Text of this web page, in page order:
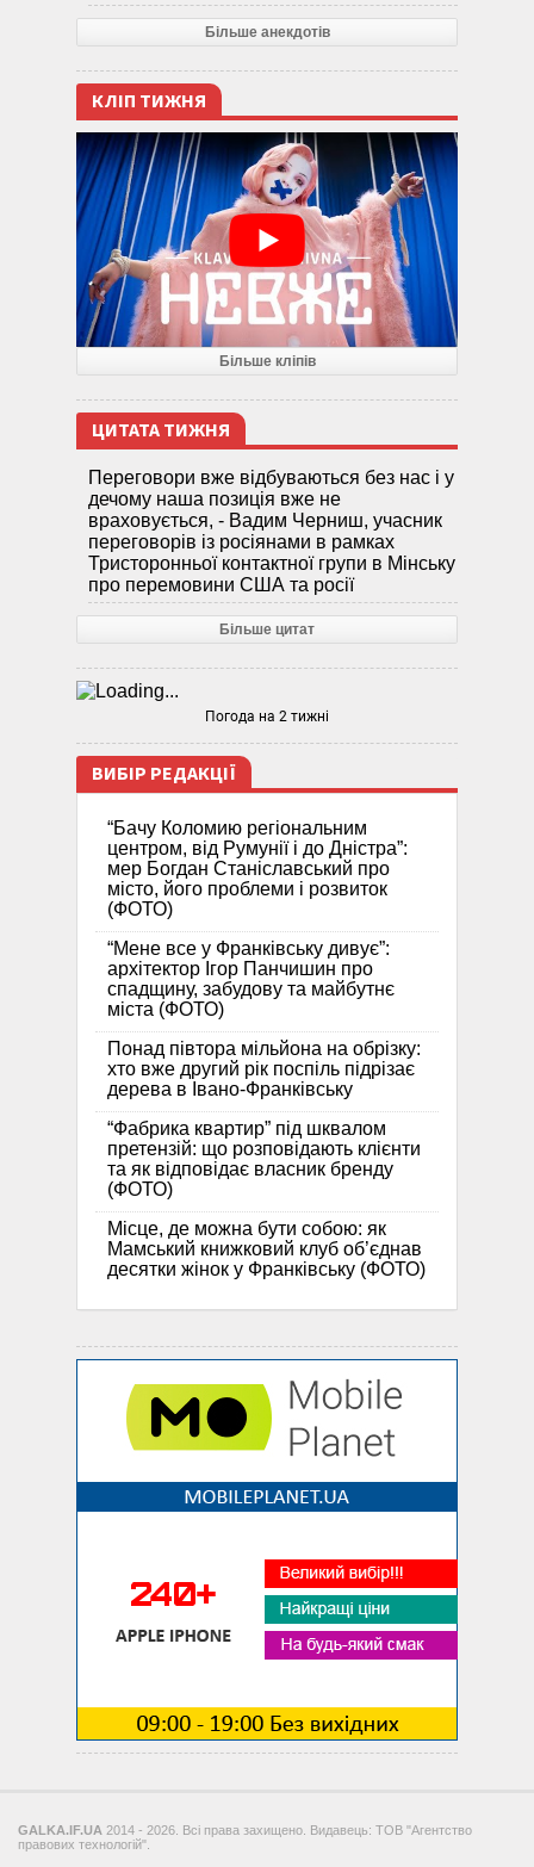
Більше анекдотів
КЛІП ТИЖНЯ
Більше кліпів
ЦИТАТА ТИЖНЯ
Переговори вже відбуваються без нас і у
дечому наша позиція вже не
враховується, - Вадим Черниш, учасник
переговорів із росіянами в рамках
Тристоронньої контактної групи в Мінську
про перемовини США та росії
Більше цитат
Погода на 2 тижні
ВИБІР РЕДАКЦІЇ
“Бачу Коломию регіональним
центром, від Румунії і до Дністра”:
мер Богдан Станіславський про
місто, його проблеми і розвиток
(ФОТО)
“Мене все у Франківську дивує”:
архітектор Ігор Панчишин про
спадщину, забудову та майбутнє
міста (ФОТО)
Понад півтора мільйона на обрізку:
хто вже другий рік поспіль підрізає
дерева в Івано-Франківську
“Фабрика квартир” під шквалом
претензій: що розповідають клієнти
та як відповідає власник бренду
(ФОТО)
Місце, де можна бути собою: як
Мамський книжковий клуб об’єднав
десятки жінок у Франківську (ФОТО)
GALKA.IF.UA 2014 - 2026. Всі права захищено. Видавець: ТОВ "Агентство
правових технологій".